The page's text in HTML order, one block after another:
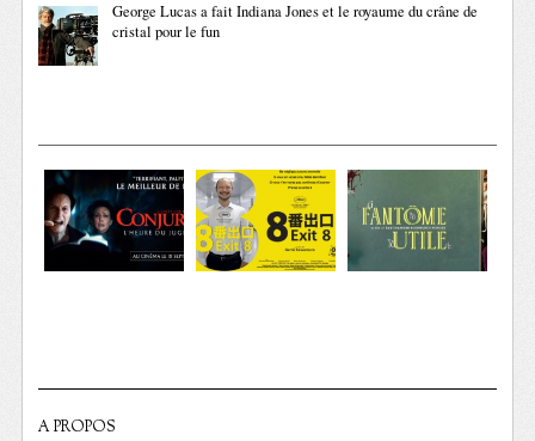
George Lucas a fait Indiana Jones et le royaume du crâne de
cristal pour le fun
A PROPOS